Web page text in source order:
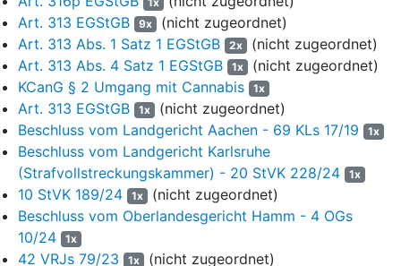
Vollstreckung von mehr als zwei Dritteln der
Gesamtfreiheitsstrafe von einem Jahr und drei Monaten den
Strafrest zunächst zur Bewährung ausgesetzt und die Dauer der
Bewährungszeit auf drei Jahre festgesetzt. Nachdem der
Verurteilte innerhalb laufender Bewährungszeit erneut straffällig
geworden war, hat die Strafvollstreckungskammer die gewährte
Strafaussetzung sodann mit Beschluss vom 6. Februar 2024
widerrufen. Gegen die dem Verurteilten am 1. März 2024
zugestellte Entscheidung hat er am 8. März 2024 sofortige
Beschwerde eingelegt und diese begründet. Die
Generalstaatsanwaltschaft hat beantragt, das Rechtsmittel als
unbegründet zu verwerfen. II. Die gemäß § 453 Abs. 2 Satz 3,
311 Abs. 2 StPOzulässige sofortige Beschwerde führt zur
Art. 313 EGStGB
9x (nicht zugeordnet)
Art. 313 Abs. 1 Satz 1 EGStGB
2x (nicht zugeordnet)
Art. 313 Abs. 4 Satz 1 EGStGB
1x (nicht zugeordnet)
KCanG § 2 Umgang mit Cannabis
1x
Art. 313 EGStGB 1x (nicht zugeordnet)
Beschluss vom Landgericht Aachen - 69 KLs 17/19
1x
Beschluss vom Landgericht Karlsruhe
(Strafvollstreckungskammer) - 20 StVK 228/24
1x
10 StVK 189/24 1x (nicht zugeordnet)
Beschluss vom Oberlandesgericht Hamm - 4 OGs
10/24
1x
42 VRJs 79/23 1x (nicht zugeordnet)